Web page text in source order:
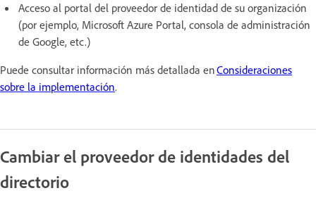
Acceso al portal del proveedor de identidad de su organización
(por ejemplo, Microsoft Azure Portal, consola de administración
de Google, etc.)
Puede consultar información más detallada enConsideraciones
sobre la implementación.
Cambiar el proveedor de identidades del
directorio